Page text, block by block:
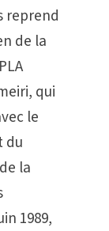
reprend
de la
qui
le
du
la
1989,